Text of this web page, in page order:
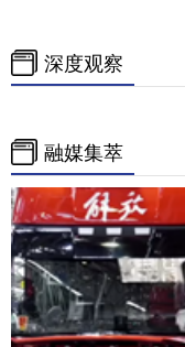
深度观察
融媒集萃